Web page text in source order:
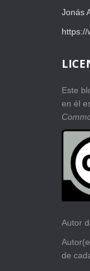
Jonás
https://
Este
en él
Com
Autor
de